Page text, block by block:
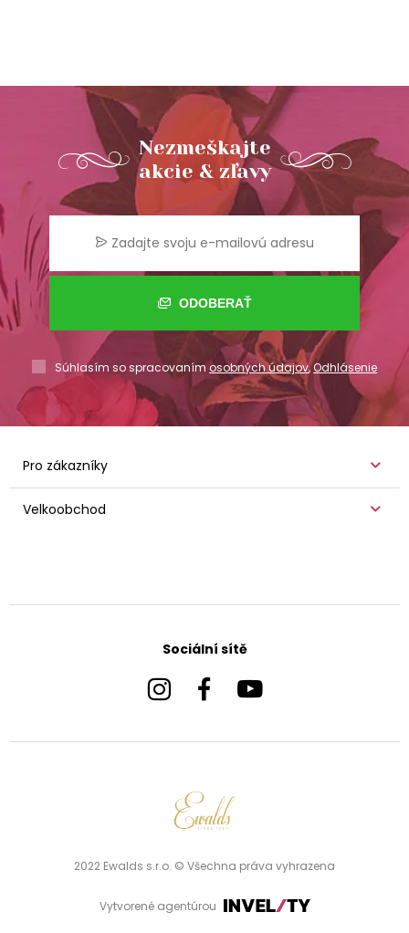
Nezmeškajte
akcie & zľavy
ODOBERAŤ
Súhlasím so spracovaním osobných údajov,Odhlásenie
Pro zákazníky
Velkoobchod
Sociální sítě
2022 Ewalds s.r.o. © Všechna práva vyhrazena
Vytvorené agentúrou